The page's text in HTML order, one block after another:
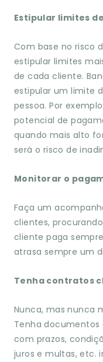
Estipular limites
Com base no risco
estipular limites
de cada cliente.
estipular um limite
pessoa. Por
potencial de
quando mais alto
será o risco de
Monitorar o
Faça um
clientes,
cliente paga
atrasa sempre um
Tenha contratos
Nunca, mas nunca
Tenha documentos
com prazos,
juros e multas, etc.